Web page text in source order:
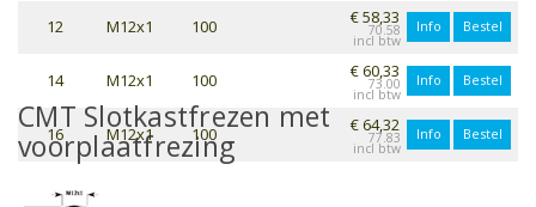
12
M12x1 100 € 58,33
70.58 Info Bestel
14 M12x1 100 € 60,33
73.00 Info Bestel
16 M12x1 100 € 64,32
77.83 Info Bestel
CMT Slotkastfrezen met
voorplaatfrezing